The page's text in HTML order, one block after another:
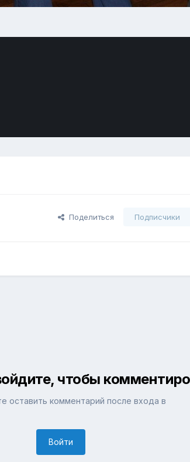
Поделиться Подписчики
чтобы
оставить комментарий после входа в
Войти